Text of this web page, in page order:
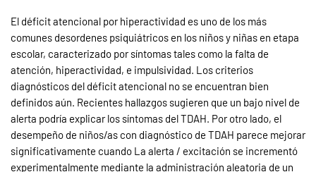
El déficit atencional por hiperactividad es uno de los más
comunes desordenes psiquiátricos en los niños y niñas en etapa
escolar, caracterizado por síntomas tales como la falta de
atención, hiperactividad, e impulsividad. Los criterios
diagnósticos del déficit atencional no se encuentran bien
definidos aún. Recientes hallazgos sugieren que un bajo nivel de
alerta podría explicar los síntomas del TDAH. Por otro lado, el
desempeño de niños/as con diagnóstico de TDAH parece mejorar
significativamente cuando La alerta / excitación se incrementó
experimentalmente mediante la administración aleatoria de un